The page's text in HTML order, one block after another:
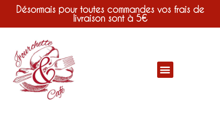
Désormais pour toutes commandes vos frais de
livraison sont à 5€